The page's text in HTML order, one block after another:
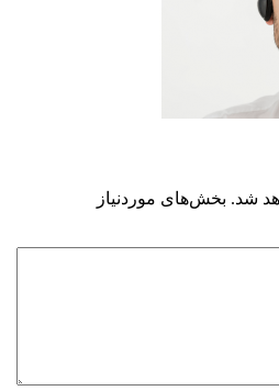
شد. بخش‌های موردنیاز